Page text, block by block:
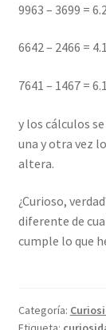
9963 – 3699 =
6642 – 2466 =
7641 – 1467 =
y los cálculos
una y otra vez
altera.
¿Curioso,
diferente de
cumple lo que
Categoría: